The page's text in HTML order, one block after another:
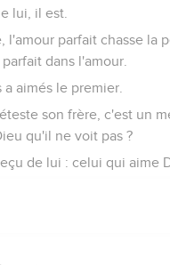
lui, il est.
l'amour parfait chasse la
dans l'amour.
aimés le premier.
son frère, c'est un
qu'il ne voit pas ?
de lui : celui qui aime